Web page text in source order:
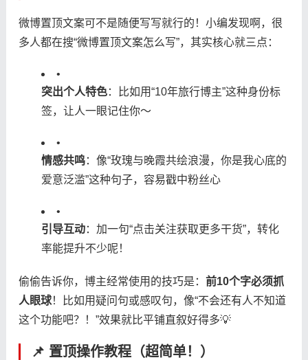
微博置顶文案可不是随便写写就行的！小编发现啊，很
多人都在搜“微博置顶文案怎么写”，其实核心就三点：
•
​突出个人特色​​：比如用“10年旅行博主”这种身份标
签，让人一眼记住你～
•
​情感共鸣​​：像“玫瑰与晚霞共绘浪漫，你是我心底的
爱意泛滥”这种句子，容易戳中粉丝心
•
​引导互动​​：加一句“点击关注获取更多干货”，转化
率能提升不少呢！
偷偷告诉你，博主经常使用的技巧是：​ ​前10个字必须抓
人眼球​​！比如用疑问句或感叹句，像“不会还有人不知道
这个功能吧？！”效果就比平铺直叙好得多💡
📌 置顶操作教程（超简单！）